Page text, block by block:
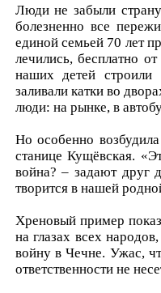
Люди не забыли
болезненно все
единой семьей 70 лет
лечились, бесплатно
наших детей строили
заливали катки во
люди: на рынке, в
Но особенно
станице Кущёвская.
война? – задают друг
творится в нашей
Хреновый пример
на глазах всех
войну в Чечне. Ужас,
ответственности не